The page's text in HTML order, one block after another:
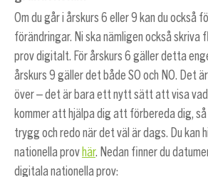
Om du går i årskurs 6 eller 9 kan du också
förändringar. Ni ska nämligen också skriva
prov digitalt. För årskurs 6 gäller detta
årskurs 9 gäller det både SO och NO. Det
över – det är bara ett nytt sätt att visa vad
kommer att hjälpa dig att förbereda dig, så
trygg och redo när det väl är dags. Du kan
nationella prov här. Nedan finner du
digitala nationella prov: